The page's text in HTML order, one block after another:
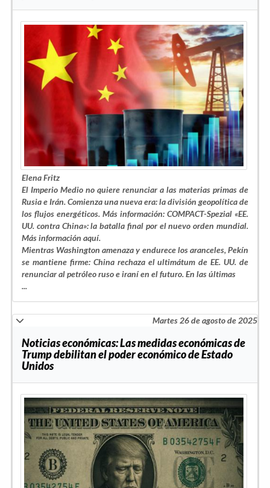
Elena Fritz
El Imperio Medio no quiere renunciar a las materias primas de
Rusia e Irán. Comienza una nueva era: la división geopolítica de
los flujos energéticos. Más información: COMPACT-Spezial «EE.
UU. contra China»: la batalla final por el nuevo orden mundial.
Más información aquí.
Mientras Washington amenaza y endurece los aranceles, Pekín
se mantiene firme: China rechaza el ultimátum de EE. UU. de
renunciar al petróleo ruso e iraní en el futuro. En las últimas
...
Martes 26 de agosto de 2025
Noticias económicas: Las medidas económicas de
Trump debilitan el poder económico de Estado
Unidos